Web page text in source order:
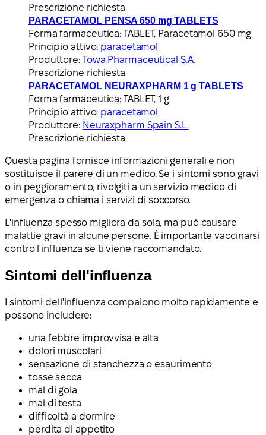
Prescrizione richiesta
PARACETAMOL PENSA 650 mg TABLETS
Forma farmaceutica: TABLET, Paracetamol 650 mg
Principio attivo: paracetamol
Produttore: Towa Pharmaceutical S.A.
Prescrizione richiesta
PARACETAMOL NEURAXPHARM 1 g TABLETS
Forma farmaceutica: TABLET, 1 g
Principio attivo: paracetamol
Produttore: Neuraxpharm Spain S.L.
Prescrizione richiesta
Questa pagina fornisce informazioni generali e non
sostituisce il parere di un medico. Se i sintomi sono gravi
o in peggioramento, rivolgiti a un servizio medico di
emergenza o chiama i servizi di soccorso.
L'influenza spesso migliora da sola, ma può causare
malattie gravi in alcune persone. È importante vaccinarsi
contro l'influenza se ti viene raccomandato.
Sintomi dell'influenza
I sintomi dell'influenza compaiono molto rapidamente e
possono includere:
una febbre improvvisa e alta
dolori muscolari
sensazione di stanchezza o esaurimento
tosse secca
mal di gola
mal di testa
difficoltà a dormire
perdita di appetito